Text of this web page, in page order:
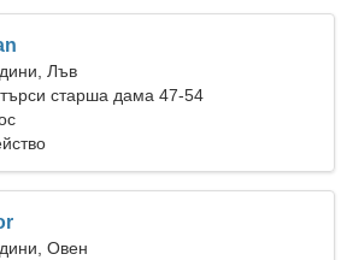
Лъв
старша дама 47-54
Овен